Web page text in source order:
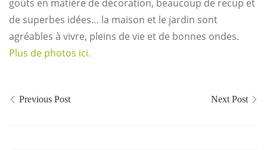
gouts en matière de décoration, beaucoup de recup et
de superbes idées… la maison et le jardin sont
agréables à vivre, pleins de vie et de bonnes ondes.
Plus de photos ici.
Previous Post Next Post